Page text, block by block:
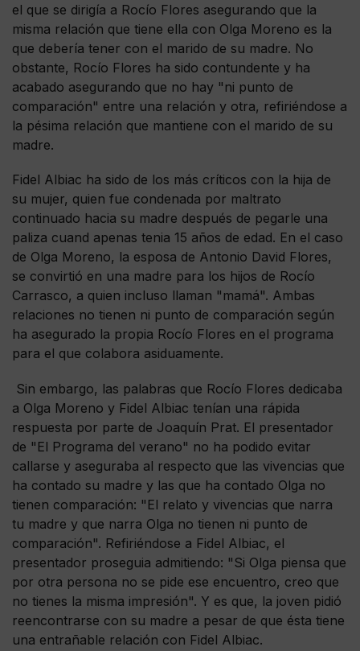
el que se dirigía a Rocío Flores asegurando que la
misma relación que tiene ella con Olga Moreno es la
que debería tener con el marido de su madre. No
obstante, Rocío Flores ha sido contundente y ha
acabado asegurando que no hay "ni punto de
comparación" entre una relación y otra, refiriéndose a
la pésima relación que mantiene con el marido de su
madre.
Fidel Albiac ha sido de los más críticos con la hija de
su mujer, quien fue condenada por maltrato
continuado hacia su madre después de pegarle una
paliza cuand apenas tenia 15 años de edad. En el caso
de Olga Moreno, la esposa de Antonio David Flores,
se convirtió en una madre para los hijos de Rocío
Carrasco, a quien incluso llaman "mamá". Ambas
relaciones no tienen ni punto de comparación según
ha asegurado la propia Rocío Flores en el programa
para el que colabora asiduamente.
Sin embargo, las palabras que Rocío Flores dedicaba
a Olga Moreno y Fidel Albiac tenían una rápida
respuesta por parte de Joaquín Prat. El presentador
de "El Programa del verano" no ha podido evitar
callarse y aseguraba al respecto que las vivencias que
ha contado su madre y las que ha contado Olga no
tienen comparación: "El relato y vivencias que narra
tu madre y que narra Olga no tienen ni punto de
comparación". Refiriéndose a Fidel Albiac, el
presentador proseguia admitiendo: "Si Olga piensa que
por otra persona no se pide ese encuentro, creo que
no tienes la misma impresión". Y es que, la joven pidió
reencontrarse con su madre a pesar de que ésta tiene
una entrañable relación con Fidel Albiac.